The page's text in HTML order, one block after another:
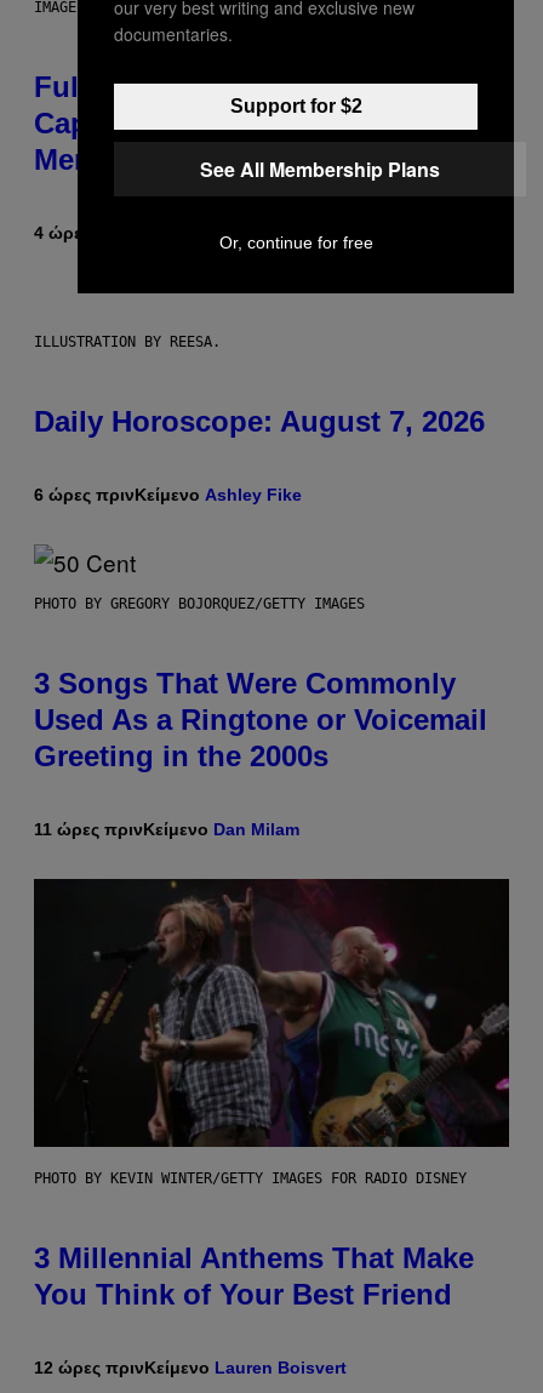
IMAGE: NICK DOVE
Fully-Automated Luxury Space
Capitalism—This Week on VICE:
Members Only
4 ώρες πριν Emma Garland
ILLUSTRATION BY REESA.
Daily Horoscope: August 7, 2026
6 ώρες πρινΚείμενο Ashley Fike
PHOTO BY GREGORY BOJORQUEZ/GETTY IMAGES
3 Songs That Were Commonly
Used As a Ringtone or Voicemail
Greeting in the 2000s
11 ώρες πρινΚείμενο Dan Milam
PHOTO BY KEVIN WINTER/GETTY IMAGES FOR RADIO DISNEY
3 Millennial Anthems That Make
You Think of Your Best Friend
12 ώρες πρινΚείμενο Lauren Boisvert
our very best writing and exclusive new
documentaries.
Support for $2
See All Membership Plans
Or, continue for free